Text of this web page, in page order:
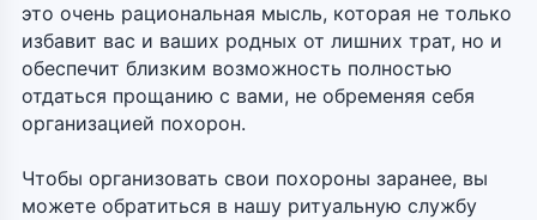
это очень рациональная мысль, которая не только
избавит вас и ваших родных от лишних трат, но и
обеспечит близким возможность полностью
отдаться прощанию с вами, не обременяя себя
организацией похорон.
Чтобы организовать свои похороны заранее, вы
можете обратиться в нашу ритуальную службу